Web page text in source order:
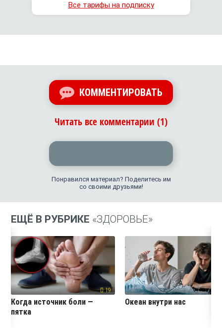
Все тарифы на подписку
КОММЕНТИРОВАТЬ
Читать все комментарии (1)
Понравился материал? Поделитесь им
со своими друзьями!
ЕЩЁ В РУБРИКЕ «ЗДОРОВЬЕ»
19
Когда источник боли —
пятка
Океан внутри нас